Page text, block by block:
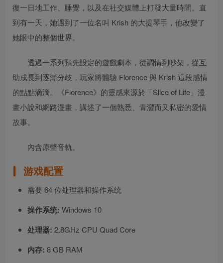
復一日地工作、睡覺，以及在社交媒體上打發大量時間。直
到有一天，她遇到了一位名叫 Krish 的大提琴手，他改變了
她眼中的整個世界。
透過一系列預先設定的遊戲劇本，從調情到吵架，從互
助成長到逐漸分歧，玩家將體驗 Florence 與 Krish 這段感情
的點點滴滴。《Florence》的靈感來源於「Slice of Life」漫
畫小說和網路漫畫，講述了一個熟悉、青澀而又私密的愛情
故事。
內含原聲音軌。
游戏配置
需要 64 位处理器和操作系统
操作系统: Windows 10
处理器: 2.8GHz CPU Quad Core
内存: 8 GB RAM